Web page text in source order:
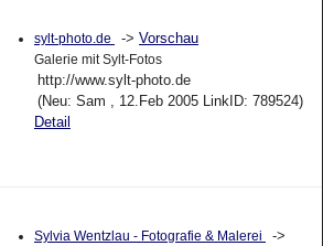
sylt-photo.de -> Vorschau
Galerie mit Sylt-Fotos
http://www.sylt-photo.de
(Neu: Sam , 12.Feb 2005 LinkID: 789524)
Detail
Sylvia Wentzlau - Fotografie & Malerei
->